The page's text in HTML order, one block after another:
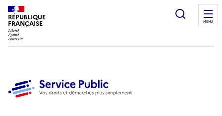
RÉPUBLIQUE
FRANÇAISE
Ouvrir
MENU